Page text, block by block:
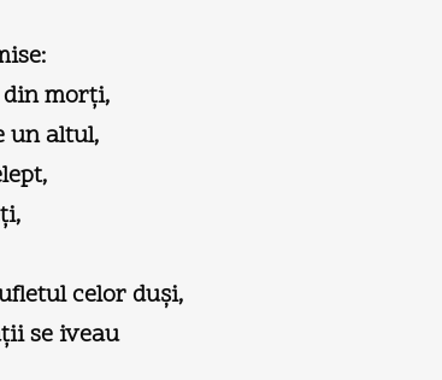
din morţi,
un altul,
celor duşi,
se iveau